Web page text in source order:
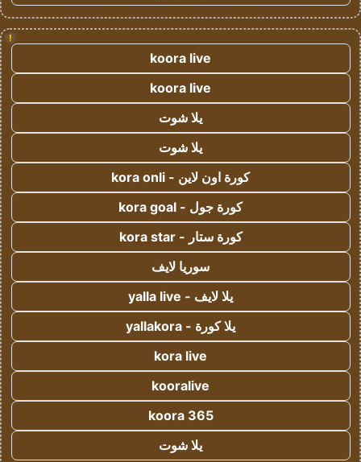
!
koora live
koora live
يلا شوت
يلا شوت
كورة اون لاين - kora onli
كورة جول - kora goal
كورة ستار - kora star
سوريا لايف
يلا لايف - yalla live
يلا كورة - yallakora
kora live
kooralive
koora 365
يلا شوت